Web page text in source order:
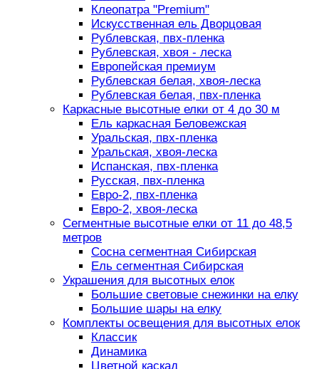
Клеопатра "Premium"
Искусственная ель Дворцовая
Рублевская, пвх-пленка
Рублевская, хвоя - леска
Европейская премиум
Рублевская белая, хвоя-леска
Рублевская белая, пвх-пленка
Каркасные высотные елки от 4 до 30 м
Ель каркасная Беловежская
Уральская, пвх-пленка
Уральская, хвоя-леска
Испанская, пвх-пленка
Русская, пвх-пленка
Евро-2, пвх-пленка
Евро-2, хвоя-леска
Сегментные высотные елки от 11 до 48,5
метров
Сосна сегментная Сибирская
Ель сегментная Сибирская
Украшения для высотных елок
Большие световые снежинки на елку
Большие шары на елку
Комплекты освещения для высотных елок
Классик
Динамика
Цветной каскад